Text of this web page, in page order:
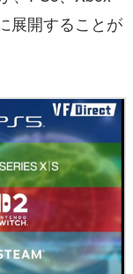
展開することが